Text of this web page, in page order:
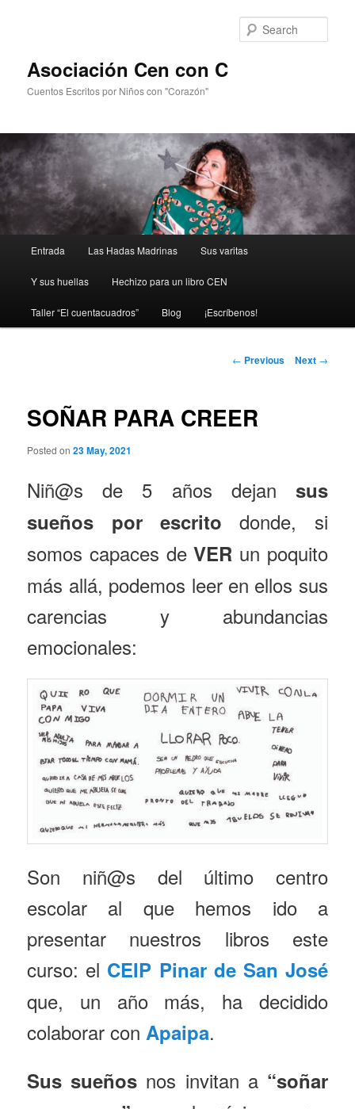
Asociación Cen con C
Cuentos Escritos por Niños con "Corazón"
Skip
to
primary
Entrada Las Hadas Madrinas Sus varitas
Y sus huellas Hechizo para un libro CEN
Taller “El cuentacuadros” Blog ¡Escríbenos!
Post
← Previous Next →
SOÑAR PARA CREER
Posted on23 May, 2021
Niñ@s de 5 años dejan sus
sueños por escrito donde, si
somos capaces deVER un poquito
más allá, podemos leer en ellos sus
carencias y abundancias
emocionales:
Son niñ@s del último centro
escolar al que hemos ido a
presentar nuestros libros este
curso: el CEIP Pinar de San José
que, un año más, ha decidido
colaborar conApaipa.
Sus sueños nos invitan a “soñar